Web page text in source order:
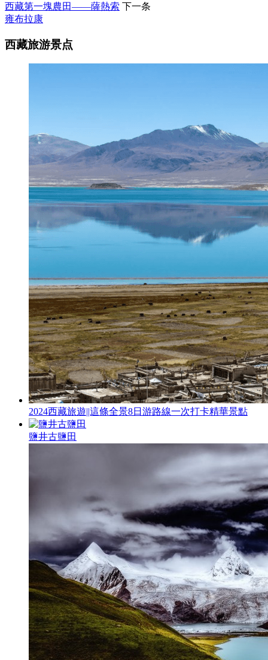
西藏第一塊農田——薩熱索 下一条
雍布拉康
西藏旅游景点
2024西藏旅遊||這條全景8日游路線一次打卡精華景點
鹽井古鹽田